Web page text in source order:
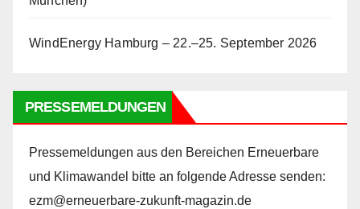
WindEnergy Hamburg – 22.–25. September 2026
PRESSEMELDUNGEN
Pressemeldungen aus den Bereichen Erneuerbare
und Klimawandel bitte an folgende Adresse senden:
ezm@erneuerbare-zukunft-magazin.de